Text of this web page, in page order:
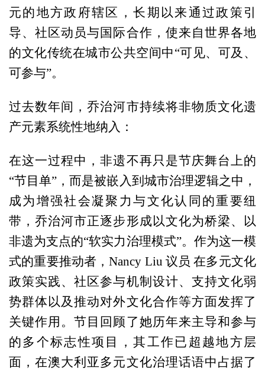
元的地方政府辖区，长期以来通过政策引
导、社区动员与国际合作，使来自世界各地
的文化传统在城市公共空间中“可见、可及、
可参与”。
过去数年间，乔治河市持续将非物质文化遗
产元素系统性地纳入：
在这一过程中，非遗不再只是节庆舞台上的
“节目单”，而是被嵌入到城市治理逻辑之中，
成为增强社会凝聚力与文化认同的重要纽
带，乔治河市正逐步形成以文化为桥梁、以
非遗为支点的“软实力治理模式”。作为这一模
式的重要推动者，Nancy Liu 议员 在多元文化
政策实践、社区参与机制设计、支持文化弱
势群体以及推动对外文化合作等方面发挥了
关键作用。节目回顾了她历年来主导和参与
的多个标志性项目，其工作已超越地方层
面，在澳大利亚多元文化治理话语中占据了